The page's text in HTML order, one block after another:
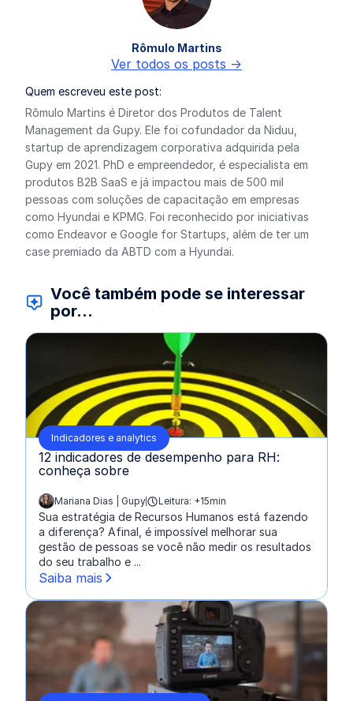
Rômulo Martins
Ver todos os posts ->
Quem escreveu este post:
Rômulo Martins é Diretor dos Produtos de Talent
Management da Gupy. Ele foi cofundador da Niduu,
startup de aprendizagem corporativa adquirida pela
Gupy em 2021. PhD e empreendedor, é especialista em
produtos B2B SaaS e já impactou mais de 500 mil
pessoas com soluções de capacitação em empresas
como Hyundai e KPMG. Foi reconhecido por iniciativas
como Endeavor e Google for Startups, além de ter um
case premiado da ABTD com a Hyundai.
Você também pode se interessar
por...
Indicadores e analytics
12 indicadores de desempenho para RH:
conheça sobre
escrito por:
Mariana Dias | Gupy Leitura: +15min
Sua estratégia de Recursos Humanos está fazendo
a diferença? Afinal, é impossível melhorar sua
gestão de pessoas se você não medir os resultados
do seu trabalho e ...
Saiba mais